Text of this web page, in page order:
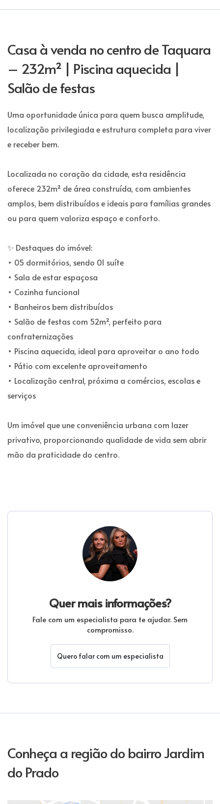
Casa à venda no centro de Taquara
– 232m² | Piscina aquecida |
Salão de festas
Uma oportunidade única para quem busca amplitude,
localização privilegiada e estrutura completa para viver
e receber bem.
Localizada no coração da cidade, esta residência
oferece 232m² de área construída, com ambientes
amplos, bem distribuídos e ideais para famílias grandes
ou para quem valoriza espaço e conforto.
✨ Destaques do imóvel:
• 05 dormitórios, sendo 01 suíte
• Sala de estar espaçosa
• Cozinha funcional
• Banheiros bem distribuídos
• Salão de festas com 52m², perfeito para
confraternizações
• Piscina aquecida, ideal para aproveitar o ano todo
• Pátio com excelente aproveitamento
• Localização central, próxima a comércios, escolas e
serviços
Um imóvel que une conveniência urbana com lazer
privativo, proporcionando qualidade de vida sem abrir
mão da praticidade do centro.
Quer mais informações?
Fale com um especialista para te ajudar. Sem
compromisso.
Quero falar com um especialista
Conheça a região do bairro Jardim
do Prado